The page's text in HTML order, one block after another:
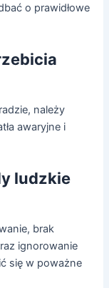
o prawidłowe
należy
awaryjne i
ludzkie
brak
ignorowanie
się w poważne